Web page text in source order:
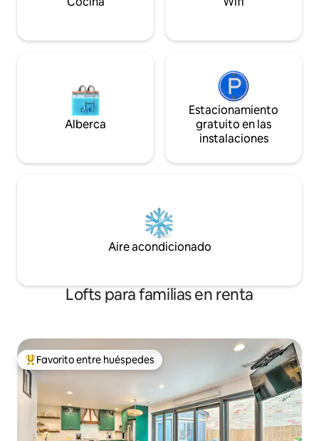
Alberca
Estacionamiento
gratuito en las
instalaciones
Aire acondicionado
Lofts para familias en renta
De los mejores en Favorito entre huéspedes
Favorito entre huéspedes